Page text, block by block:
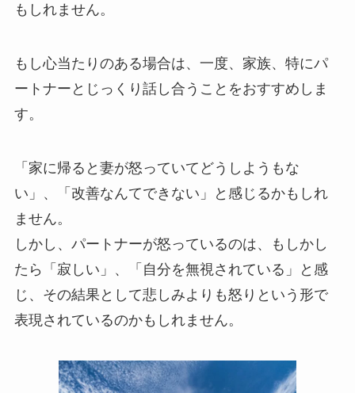
もしれません。
もし心当たりのある場合は、一度、家族、特にパ
ートナーとじっくり話し合うことをおすすめしま
す。
「家に帰ると妻が怒っていてどうしようもな
い」、「改善なんてできない」と感じるかもしれ
ません。
しかし、パートナーが怒っているのは、もしかし
たら「寂しい」、「自分を無視されている」と感
じ、その結果として悲しみよりも怒りという形で
表現されているのかもしれません。